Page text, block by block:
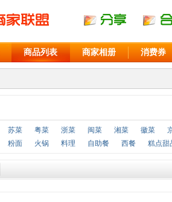
商品列表 商家相册 消费券
苏菜 粤菜 浙菜 闽菜 湘菜 徽菜
粉面 火锅 料理 自助餐 西餐 糕点甜